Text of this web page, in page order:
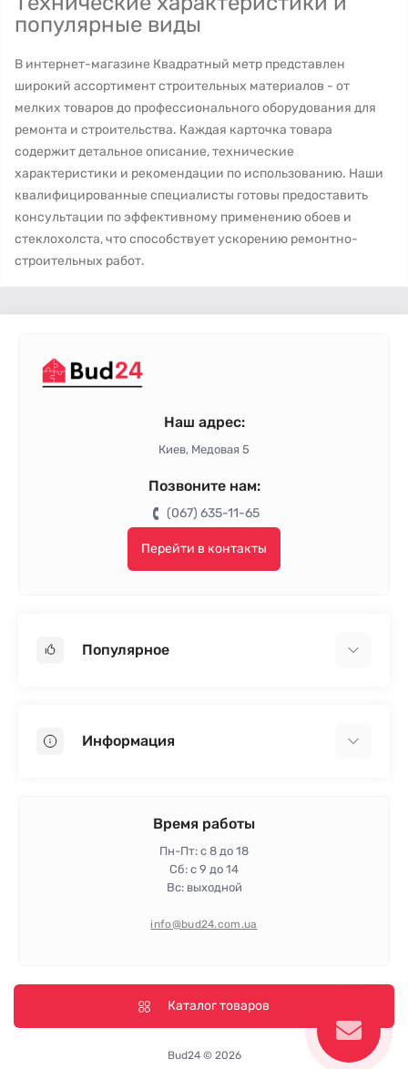
популярные виды
В интернет-магазине Квадратный метр представлен
широкий ассортимент строительных материалов - от
мелких товаров до профессионального оборудования для
ремонта и строительства. Каждая карточка товара
содержит детальное описание, технические
характеристики и рекомендации по использованию. Наши
квалифицированные специалисты готовы предоставить
консультации по эффективному применению обоев и
стеклохолста, что способствует ускорению ремонтно-
строительных работ.
Наш адрес:
Киев, Медовая 5
Позвоните нам:
(067) 635-11-65
Перейти в контакты
Популярное
Пенопласт
Информация
Политика конфиденциальности
Время работы
Пн-Пт: с 8 до 18
Сб: с 9 до 14
Вс: выходной
info@bud24.com.ua
Каталог товаров
Bud24 © 2026